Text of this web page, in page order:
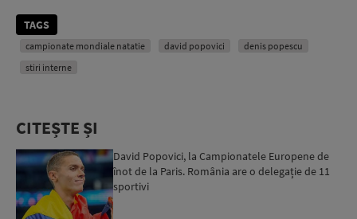
TAGS
campionate mondiale natatie david popovici
denis popescu
stiri interne
CITEȘTE ȘI
David Popovici, la Campionatele Europene de
înot de la Paris. România are o delegație de 11
sportivi